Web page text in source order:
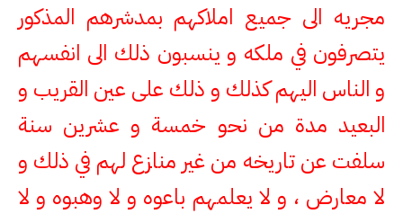
مجريه الى جميع املاكهم بمدشرهم المذكور
يتصرفون في ملكه و ينسبون ذلك الى انفسهم
و الناس اليهم كذلك و ذلك على عين القريب و
البعيد مدة من نحو خمسة و عشرين سنة
سلفت عن تاريخه من غير منازع لهم في ذلك و
لا معارض ، و لا يعلمهم باعوه و لا وهبوه و لا